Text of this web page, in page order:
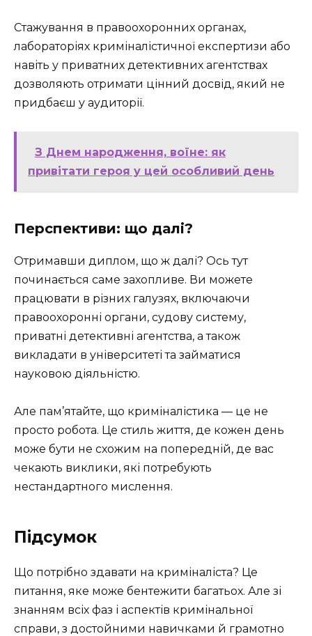
Стажування в правоохоронних органах,
лабораторіях криміналістичної експертизи або
навіть у приватних детективних агентствах
дозволяють отримати цінний досвід, який не
придбаєш у аудиторії.
З Днем народження, воїне: як
привітати героя у цей особливий день
Перспективи: що далі?
Отримавши диплом, що ж далі? Ось тут
починається саме захопливе. Ви можете
працювати в різних галузях, включаючи
правоохоронні органи, судову систему,
приватні детективні агентства, а також
викладати в університеті та займатися
науковою діяльністю.
Але пам’ятайте, що криміналістика — це не
просто робота. Це стиль життя, де кожен день
може бути не схожим на попередній, де вас
чекають виклики, які потребують
нестандартного мислення.
Підсумок
Що потрібно здавати на криміналіста? Це
питання, яке може бентежити багатьох. Але зі
знанням всіх фаз і аспектів кримінальної
справи, з достойними навичками й грамотно